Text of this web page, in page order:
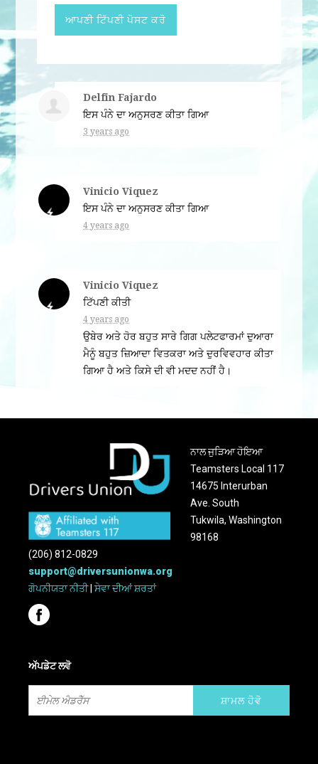
Delfin Fajardo
ਇਸ ਪੰਨੇ ਦਾ ਅਨੁਸਰਣ ਕੀਤਾ ਗਿਆ
3 years ago
Vinicio Viquez
ਇਸ ਪੰਨੇ ਦਾ ਅਨੁਸਰਣ ਕੀਤਾ ਗਿਆ
4 years ago
Vinicio Viquez
ਟਿੱਪਣੀ ਕੀਤੀ
4 years ago
ਉਬੇਰ ਅਤੇ ਹੋਰ ਬਹੁਤ ਸਾਰੇ ਗਿਗ ਪਲੇਟਫਾਰਮਾਂ ਦੁਆਰਾ
ਮੈਨੂੰ ਬਹੁਤ ਜ਼ਿਆਦਾ ਵਿਤਕਰਾ ਅਤੇ ਦੁਰਵਿਵਹਾਰ ਕੀਤਾ
ਗਿਆ ਹੈ ਅਤੇ ਕਿਸੇ ਦੀ ਵੀ ਮਦਦ ਨਹੀਂ ਹੈ।
ਨਾਲ ਜੁੜਿਆ ਹੋਇਆ
Teamsters Local 117
14675 Interurban
Ave. South
Tukwila, Washington
98168
(206) 812-0829
support@driversunionwa.org
ਗੋਪਨੀਯਤਾ ਨੀਤੀ|ਸੇਵਾ ਦੀਆਂ ਸ਼ਰਤਾਂ
ਅੱਪਡੇਟ ਲਵੋ